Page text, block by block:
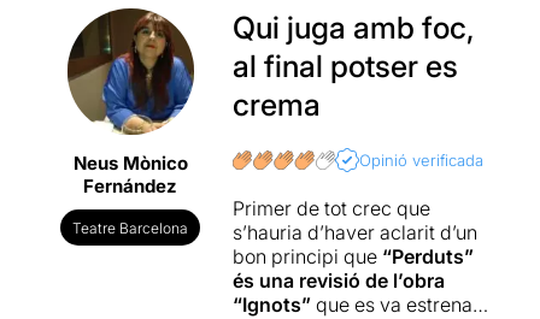
Neus Mònico
Fernández
Teatre Barcelona
Qui juga amb foc,
al final potser es
crema
Opinió verificada
Primer de tot crec que
s’hauria d’haver aclarit d’un
bon principi que “Perduts”
és una revisió de l’obra
“Ignots” que es va estrenar